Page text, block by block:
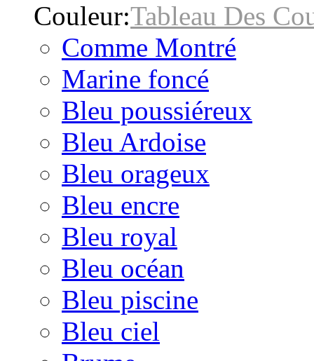
Couleur:Tableau Des
Comme Montré
Marine foncé
Bleu poussiéreux
Bleu Ardoise
Bleu orageux
Bleu encre
Bleu royal
Bleu océan
Bleu piscine
Bleu ciel